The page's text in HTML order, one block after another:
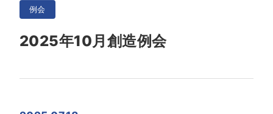
例会
2025年10月創造例会